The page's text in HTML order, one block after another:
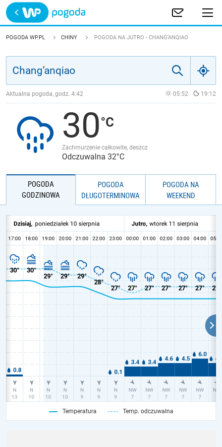
Trwa ładowanie
POLSKA
JAKOŚĆ POWIETRZA
POGODA WP.PL CHINY POGODA NA JUTRO - CHANG’ANQIAO
Aktualna pogoda, godz. 4:42 05:52 19:12
30
Zachmurzenie całkowite, deszcz
Odczuwalna 32°C
POGODA
GODZINOWA
POGODA
DŁUGOTERMINOWA
POGODA NA
WEEKEND
Temperatura Temp. odczuwalna